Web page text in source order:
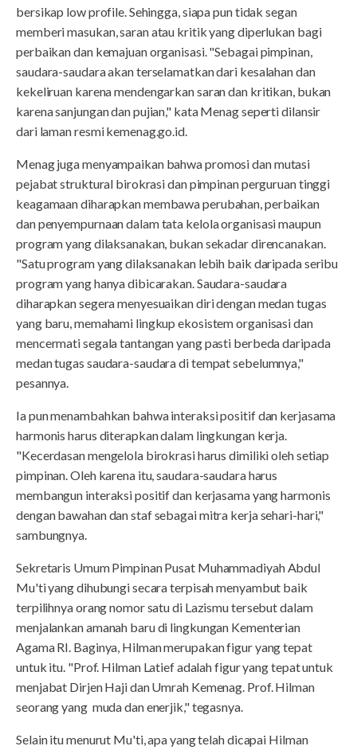
bersikap low profile. Sehingga, siapa pun tidak segan
memberi masukan, saran atau kritik yang diperlukan bagi
perbaikan dan kemajuan organisasi. "Sebagai pimpinan,
saudara-saudara akan terselamatkan dari kesalahan dan
kekeliruan karena mendengarkan saran dan kritikan, bukan
karena sanjungan dan pujian," kata Menag seperti dilansir
dari laman resmi kemenag.go.id.
Menag juga menyampaikan bahwa promosi dan mutasi
pejabat struktural birokrasi dan pimpinan perguruan tinggi
keagamaan diharapkan membawa perubahan, perbaikan
dan penyempurnaan dalam tata kelola organisasi maupun
program yang dilaksanakan, bukan sekadar direncanakan.
"Satu program yang dilaksanakan lebih baik daripada seribu
program yang hanya dibicarakan. Saudara-saudara
diharapkan segera menyesuaikan diri dengan medan tugas
yang baru, memahami lingkup ekosistem organisasi dan
mencermati segala tantangan yang pasti berbeda daripada
medan tugas saudara-saudara di tempat sebelumnya,"
pesannya.
Ia pun menambahkan bahwa interaksi positif dan kerjasama
harmonis harus diterapkan dalam lingkungan kerja.
"Kecerdasan mengelola birokrasi harus dimiliki oleh setiap
pimpinan. Oleh karena itu, saudara-saudara harus
membangun interaksi positif dan kerjasama yang harmonis
dengan bawahan dan staf sebagai mitra kerja sehari-hari,"
sambungnya.
Sekretaris Umum Pimpinan Pusat Muhammadiyah Abdul
Mu'ti yang dihubungi secara terpisah menyambut baik
terpilihnya orang nomor satu di Lazismu tersebut dalam
menjalankan amanah baru di lingkungan Kementerian
Agama RI. Baginya, Hilman merupakan figur yang tepat
untuk itu. "Prof. Hilman Latief adalah figur yang tepat untuk
menjabat Dirjen Haji dan Umrah Kemenag. Prof. Hilman
seorang yang muda dan enerjik," tegasnya.
Selain itu menurut Mu'ti, apa yang telah dicapai Hilman